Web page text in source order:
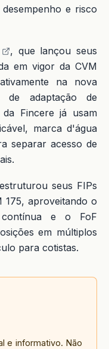
e risco
, que lançou seus
em vigor da CVM
na nova
de adaptação de
Fincere já usam
marca d'água
separar acesso de
seus FIPs
175, aproveitando o
e o FoF
em múltiplos
para cotistas.
e informativo. Não